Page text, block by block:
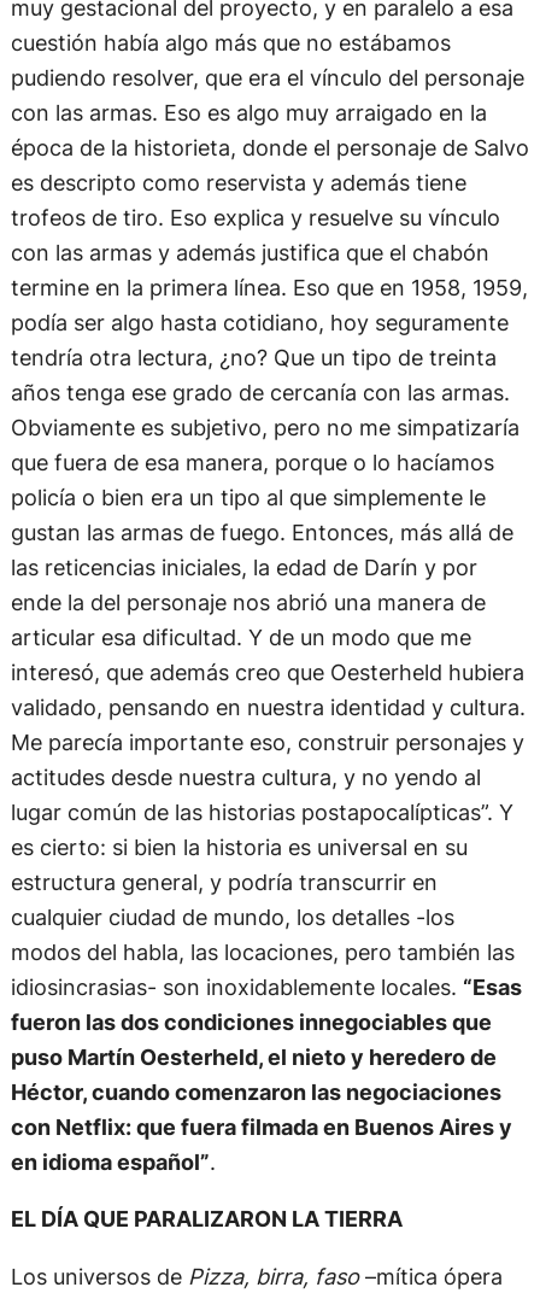
muy gestacional del proyecto, y en paralelo a esa
cuestión había algo más que no estábamos
pudiendo resolver, que era el vínculo del personaje
con las armas. Eso es algo muy arraigado en la
época de la historieta, donde el personaje de Salvo
es descripto como reservista y además tiene
trofeos de tiro. Eso explica y resuelve su vínculo
con las armas y además justifica que el chabón
termine en la primera línea. Eso que en 1958, 1959,
podía ser algo hasta cotidiano, hoy seguramente
tendría otra lectura, ¿no? Que un tipo de treinta
años tenga ese grado de cercanía con las armas.
Obviamente es subjetivo, pero no me simpatizaría
que fuera de esa manera, porque o lo hacíamos
policía o bien era un tipo al que simplemente le
gustan las armas de fuego. Entonces, más allá de
las reticencias iniciales, la edad de Darín y por
ende la del personaje nos abrió una manera de
articular esa dificultad. Y de un modo que me
interesó, que además creo que Oesterheld hubiera
validado, pensando en nuestra identidad y cultura.
Me parecía importante eso, construir personajes y
actitudes desde nuestra cultura, y no yendo al
lugar común de las historias postapocalípticas”. Y
es cierto: si bien la historia es universal en su
estructura general, y podría transcurrir en
cualquier ciudad de mundo, los detalles -los
modos del habla, las locaciones, pero también las
idiosincrasias- son inoxidablemente locales. “Esas
fueron las dos condiciones innegociables que
puso Martín Oesterheld, el nieto y heredero de
Héctor, cuando comenzaron las negociaciones
con Netflix: que fuera filmada en Buenos Aires y
en idioma español”.
EL DÍA QUE PARALIZARON LA TIERRA
Los universos de Pizza, birra, faso–mítica ópera